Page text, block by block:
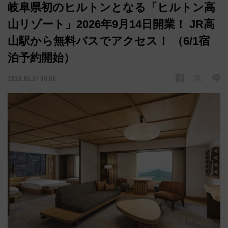
岐阜県初のヒルトンとなる「ヒルトン高
山リゾート」2026年9月14日開業！ JR高
山駅から無料バスでアクセス！ （6/1宿
泊予約開始）
2026.05.27 06:05